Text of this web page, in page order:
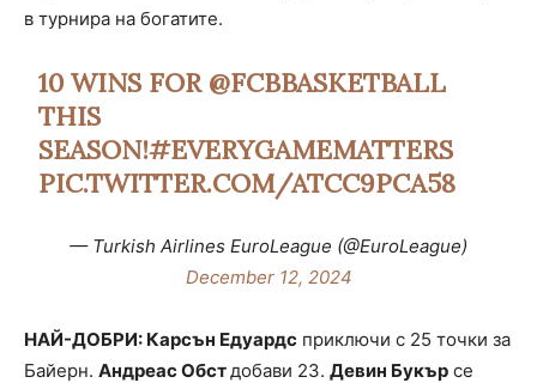
в турнира на богатите.
10 WINS FOR @FCBBASKETBALL
THIS
SEASON!#EVERYGAMEMATTERS
PIC.TWITTER.COM/ATCC9PCA58
— Turkish Airlines EuroLeague (@EuroLeague)
December 12, 2024
НАЙ-ДОБРИ: Карсън Едуардс приключи с 25 точки за
Байерн. Андреас Обстдобави 23. Девин Букър се